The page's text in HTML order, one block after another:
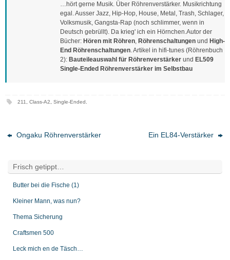
…hört gerne Musik. Über Röhrenverstärker. Musikrichtung
egal. Ausser Jazz, Hip-Hop, House, Metal, Trash, Schlager,
Volksmusik, Gangsta-Rap (noch schlimmer, wenn in
Deutsch gebrüllt). Da krieg' ich ein Hörnchen.Autor der
Bücher: Hören mit Röhren Röhrenschaltungen und High-
End Röhrenschaltungen . Artikel in hifi-tunes (Röhrenbuch
2): Bauteileauswahl für Röhrenverstärker und EL509
Single-Ended Röhrenverstärker im Selbstbau
211 ,Class-A2 ,Single-Ended
Ongaku Röhrenverstärker Ein EL84-Verstärker
Frisch getippt…
Butter bei die Fische (1)
Kleiner Mann, was nun?
Thema Sicherung
Craftsmen 500
Leck mich en de Täsch…